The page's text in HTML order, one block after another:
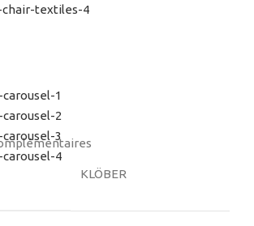
KLÖBER